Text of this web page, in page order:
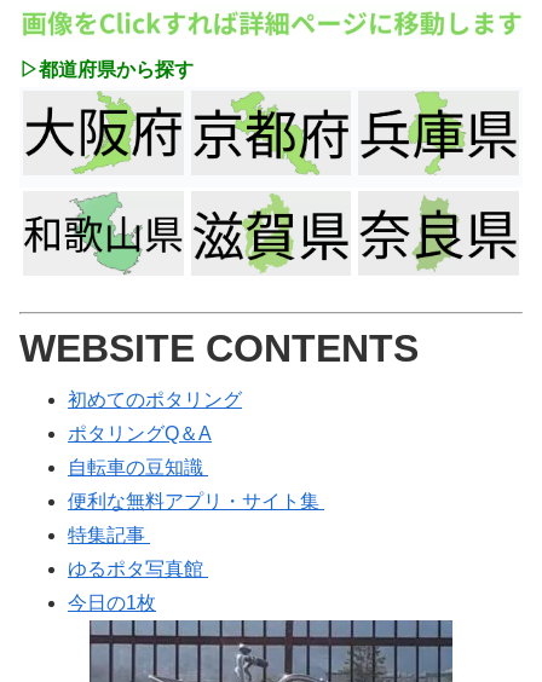
▷都道府県から探す
WEBSITE CONTENTS
初めてのポタリング
ポタリングQ＆A
自転車の豆知識
便利な無料アプリ・サイト集
特集記事
ゆるポタ写真館
今日の1枚